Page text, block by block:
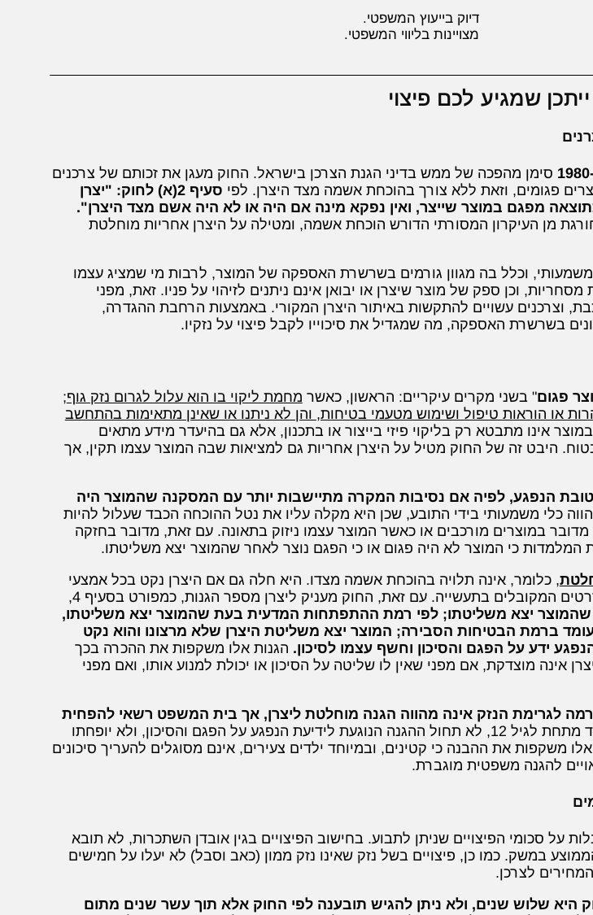
דיוק בייעוץ המשפטי.
מצויינות בליווי המשפטי.
שמגיע לכם פיצוי
סימן מהפכה של ממש בדיני הגנת הצרכן בישראל. החוק מעגן את זכותם של צרכנים
פגומים, וזאת ללא צורך בהוכחת אשמה מצד היצרן. לפי
סעיף 2(א) לחוק: "יצרן
מפגם במוצר שייצר, ואין נפקא מינה אם היה או לא היה אשם מצד היצרן".
מן העיקרון המסורתי הדורש הוכחת אשמה, ומטילה על היצרן אחריות מוחלטת
משמעותי, וכלל בה מגוון גורמים בשרשרת האספקה של המוצר, לרבות מי שמציג עצמו
וכן ספק של מוצר שיצרן או יבואן אינם ניתנים לזיהוי על פניו. זאת, מפני
וצרכנים עשויים להתקשות באיתור היצרן המקורי. באמצעות הרחבת ההגדרה,
בשרשרת האספקה, מה שמגדיל את סיכוייו לקבל פיצוי על נזקיו.
פגום" בשני מקרים עיקריים: הראשון, כאשר מחמת ליקוי בו הוא עלול לגרום נזק גוף;
או הוראות טיפול ושימוש מטעמי בטיחות, והן לא ניתנו או שאינן מתאימות בהתחשב
אינו מתבטא רק בליקוי פיזי בייצור או בתכנון, אלא גם בהיעדר מידע מתאים
היבט זה של החוק מטיל על היצרן אחריות גם למציאות שבה המוצר עצמו תקין, אך
לטובת הנפגע, לפיה אם נסיבות המקרה מתיישבות יותר עם המסקנה שהמוצר היה
כלי משמעותי בידי התובע, שכן היא מקלה עליו את נטל ההוכחה הכבד שעלול להיות
במוצרים מורכבים או כאשר המוצר עצמו ניזוק בתאונה. עם זאת, מדובר בחזקה
המלמדות כי המוצר לא היה פגום או כי הפגם נוצר לאחר שהמוצר יצא משליטתו.
, כלומר, אינה תלויה בהוכחת אשמה מצדו. היא חלה גם אם היצרן נקט בכל אמצעי
הזהירות האפשריים ופעל בהתאם לסטנדרטים המקובלים בתעשייה. עם זאת, החוק מעניק ליצרן מספר הגנות, כמפורט בסעיף 4,
שהמוצר יצא משליטתו; לפי רמת ההתפתחות המדעית בעת שהמוצר יצא משליטתו,
עומד ברמת הבטיחות הסבירה; המוצר יצא משליטת היצרן שלא מרצונו והוא נקט
ידע על הפגם והסיכון וחשף עצמו לסיכון. הגנות אלו משקפות את ההכרה בכך
אינה מוצדקת, אם מפני שאין לו שליטה על הסיכון או יכולת למנוע אותו, ואם מפני
לגרימת הנזק אינה מהווה הגנה מוחלטת ליצרן, אך בית המשפט רשאי להפחית
. כאשר הנפגע הוא ילד מתחת לגיל 12, לא תחול ההגנה הנוגעת לידיעת הנפגע על הפגם והסיכון, ולא יופחתו
משקפות את ההבנה כי קטינים, ובמיוחד ילדים צעירים, אינם מסוגלים להעריך סיכונים
להגנה משפטית מוגברת.
על סכומי הפיצויים שניתן לתבוע. בחישוב הפיצויים בגין אובדן השתכרות, לא תובא
במשק. כמו כן, פיצויים בשל נזק שאינו נזק ממון (כאב וסבל) לא יעלו על חמישים
לצרכן.
היא שלוש שנים, ולא ניתן להגיש תובענה לפי החוק אלא תוך עשר שנים מתום